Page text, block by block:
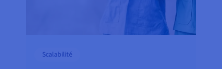
Scalabilité